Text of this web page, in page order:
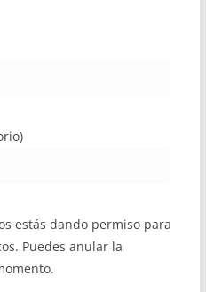
estás dando permiso para
Puedes anular la